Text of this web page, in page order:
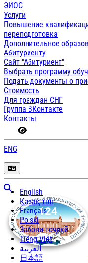
ЭИОС
Услуги
Повышение
переподготовка
Дополнительное
Абитуриенту
Сайт "Абитуриент"
Выбрать программу
Подать документы о
Стоимость
Для граждан СНГ
Группа ВКонтакте
Контакты
ENG
English
Қазақ тілі
Français
Polski
Забони тоҷикӣ
Tiếng Việt
العربية
日本語